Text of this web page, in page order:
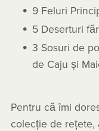
9 Feluri
5 Deserturi
3 Sosuri de
de Caju și
Pentru că îmi
colecție de rețete,